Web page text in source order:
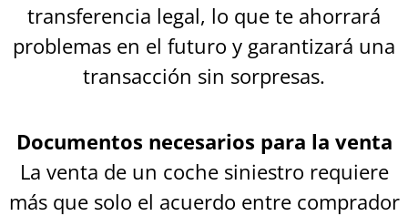
transferencia legal, lo que te ahorrará
problemas en el futuro y garantizará una
transacción sin sorpresas.
Documentos necesarios para la venta
La venta de un coche siniestro requiere
más que solo el acuerdo entre comprador